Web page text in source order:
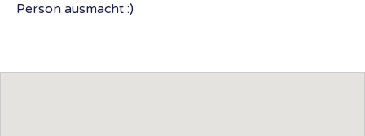
Person ausmacht :)